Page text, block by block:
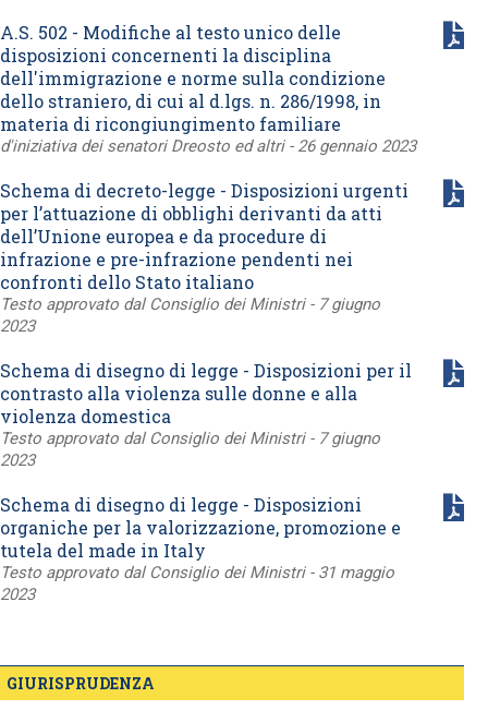
A.S. 502 - Modifiche al testo unico delle
disposizioni concernenti la disciplina
dell'immigrazione e norme sulla condizione
dello straniero, di cui al d.lgs. n. 286/1998, in
materia di ricongiungimento familiare
d'iniziativa dei senatori Dreosto ed altri - 26 gennaio 2023
Schema di decreto-legge - Disposizioni urgenti
per l’attuazione di obblighi derivanti da atti
dell’Unione europea e da procedure di
infrazione e pre-infrazione pendenti nei
confronti dello Stato italiano
Testo approvato dal Consiglio dei Ministri - 7 giugno
2023
Schema di disegno di legge - Disposizioni per il
contrasto alla violenza sulle donne e alla
violenza domestica
Testo approvato dal Consiglio dei Ministri - 7 giugno
2023
Schema di disegno di legge - Disposizioni
organiche per la valorizzazione, promozione e
tutela del made in Italy
Testo approvato dal Consiglio dei Ministri - 31 maggio
2023
GIURISPRUDENZA